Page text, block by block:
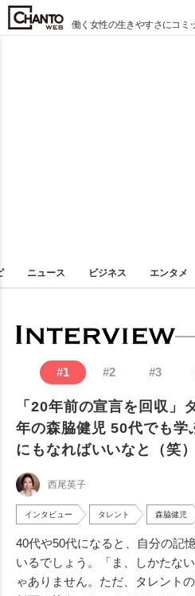
働く女性の生きやすさにコミ
ニュース ビジネス エンタメ
#1 #2 #3
「20年前の宣言を回収」
年の森脇健児 50代でも学
にもなればいいなと（笑）
西尾英子
インタビュー タレント 森脇健児
40代や50代になると、自分の記
いるでしょう。「ま、しかたな
ゃありません。ただ、タレント